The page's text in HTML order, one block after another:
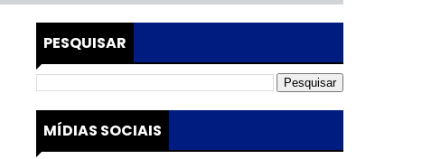
PESQUISAR
MÍDIAS SOCIAIS